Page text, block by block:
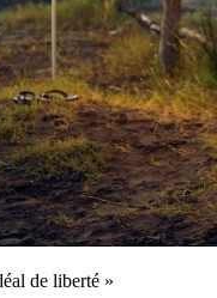
de liberté »